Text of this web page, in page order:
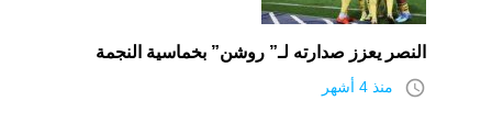
النصر يعزز صدارته لـ” روشن” بخماسية النجمة
access_time منذ 4 أشهر